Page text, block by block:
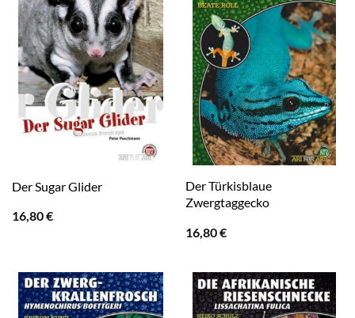
Der Sugar Glider
16,80€
Der Türkisblaue
Zwergtaggecko
16,80€